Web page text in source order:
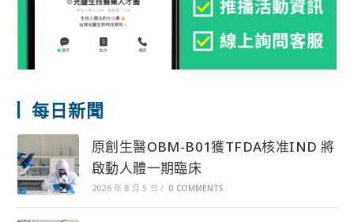
每日新聞
原創生醫OBM-B01獲TFDA核准IND 將
啟動人體一期臨床
2026 年 8 月 5 日 / 0 COMMENTS